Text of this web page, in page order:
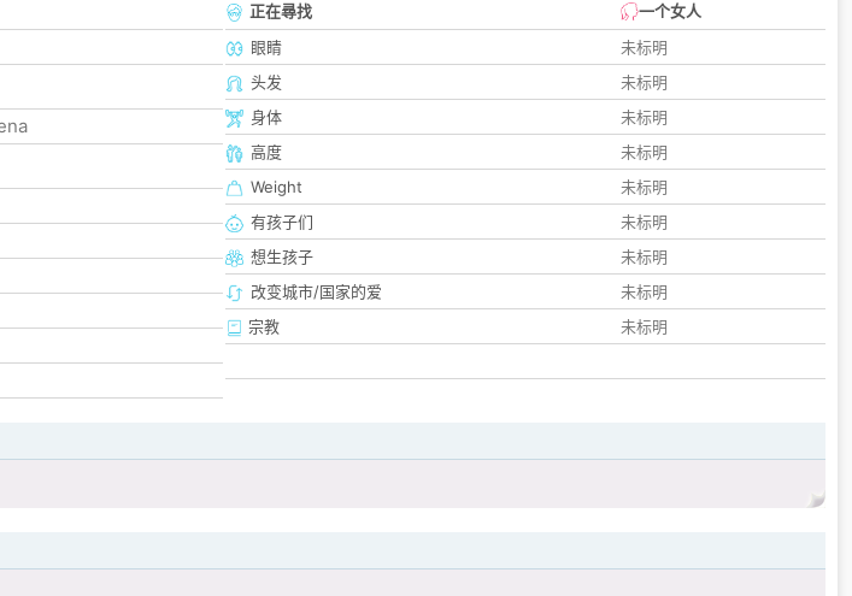
正在尋找
一个女人
眼睛
未标明
头发
未标明
身体
未标明
高度
未标明
Weight
未标明
有孩子们
未标明
想生孩子
未标明
改变城市/国家的爱
未标明
宗教
未标明